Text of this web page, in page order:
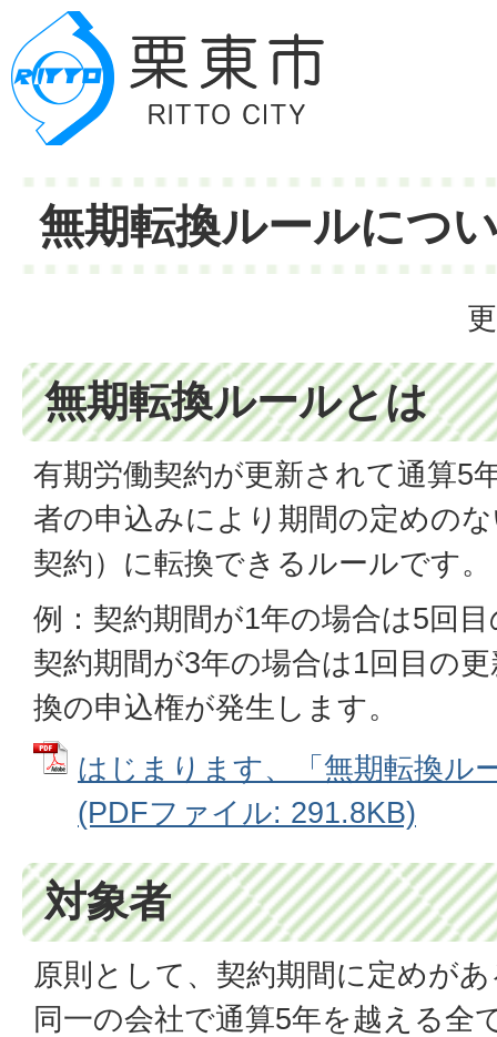
無期転換ルールにつ
無期転換ルールとは
有期労働契約が更新されて通算5
者の申込みにより期間の定めの
契約）に転換できるルールです。
例：契約期間が1年の場合は5回
契約期間が3年の場合は1回目の
換の申込権が発生します。
はじまります、「無期転換ル
(PDFファイル: 291.8KB)
対象者
原則として、契約期間に定めが
同一の会社で通算5年を越える全